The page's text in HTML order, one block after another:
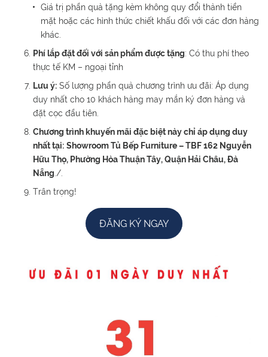
Giá trị phần quà tặng kèm không quy đổi thành tiền
mặt hoặc các hình thức chiết khấu đối với các đơn hàng
khác.
Phí lắp đặt đối với sản phẩm được tặng: Có thu phí theo
thực tế KM – ngoại tỉnh
Lưu ý: Số lượng phần quà chương trình ưu đãi: Áp dụng
duy nhất cho 10 khách hàng may mắn ký đơn hàng và
đặt cọc đầu tiên.
Chương trình khuyến mãi đặc biệt này chỉ áp dụng duy
nhất tại: Showroom Tủ Bếp Furniture – TBF 162 Nguyễn
Hữu Thọ, Phường Hòa Thuận Tây, Quận Hải Châu, Đà
Nẵng./.
Trân trọng!
ĐĂNG KÝ NGAY